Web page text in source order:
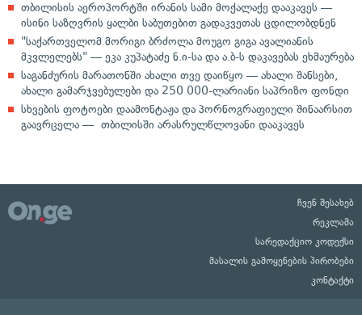
თბილისის აეროპორტში ირანის სამი მოქალაქე დააკავეს —
ისინი საზღვრის ყალბი საბუთებით გადაკვეთას ცდილობდნენ
"საქართველომ მორიგი ბრძოლა მოუგო გიგა ავალიანის
მკვლელებს" — ეკა კუპატაძე ნ.ი-სა და ა.ბ-ს დაკავებას ეხმაურება
საგანძურის მარათონში ახალი თვე დაიწყო — ახალი შანსები,
ახალი გამარჯვებულები და 250 000-ლარიანი საპრიზო ფონდი
სხვების ფოტოები დაამონტაჟა და პორნოგრაფიული შინაარსით
გაავრცელა — თბილისში არასრულწლოვანი დააკავეს
ჩვენ შესახებ
რეკლამა
სარედაქციო კოდექსი
მასალის გამოყენების პირობები
კონტაქტი